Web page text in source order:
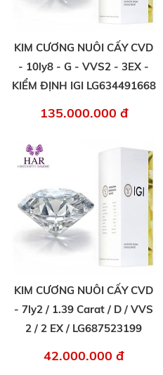
KIM CƯƠNG NUÔI CẤY CVD
- 10ly8 - G - VVS2 - 3EX -
KIỂM ĐỊNH IGI LG634491668
135.000.000 đ
KIM CƯƠNG NUÔI CẤY CVD
- 7ly2 / 1.39 Carat / D / VVS
2 / 2 EX / LG687523199
42.000.000 đ